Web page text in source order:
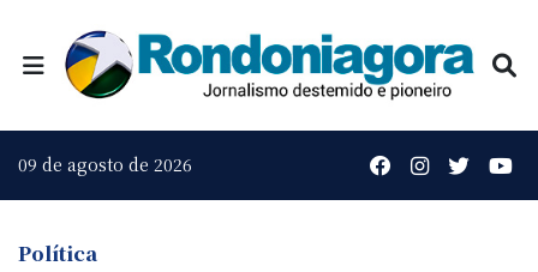
09 de agosto de 2026
Política